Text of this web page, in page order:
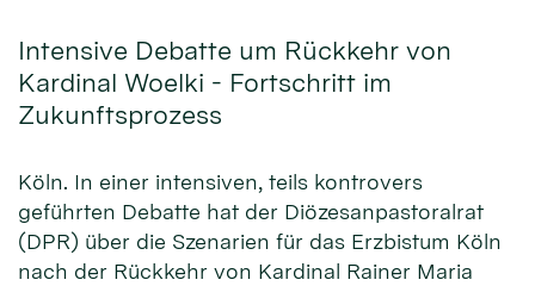
Intensive Debatte um Rückkehr von
Kardinal Woelki - Fortschritt im
Zukunftsprozess
Köln. In einer intensiven, teils kontrovers
geführten Debatte hat der Diözesanpastoralrat
(DPR) über die Szenarien für das Erzbistum Köln
nach der Rückkehr von Kardinal Rainer Maria